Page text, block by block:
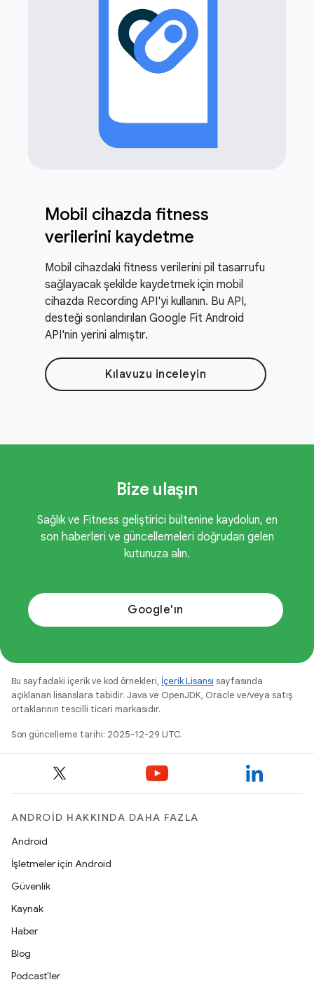
Mobil cihazda fitness
verilerini kaydetme
Mobil cihazdaki fitness verilerini pil tasarrufu
sağlayacak şekilde kaydetmek için mobil
cihazda Recording API'yi kullanın. Bu API,
desteği sonlandırılan Google Fit Android
API'nin yerini almıştır.
Kılavuzu inceleyin
Bize ulaşın
Sağlık ve Fitness geliştirici bültenine kaydolun, en
son haberleri ve güncellemeleri doğrudan gelen
kutunuza alın.
Google'ın
Bu sayfadaki içerik ve kod örnekleri, İçerik Lisansı sayfasında
açıklanan lisanslara tabidir. Java ve OpenJDK, Oracle ve/veya satış
ortaklarının tescilli ticari markasıdır.
Son güncelleme tarihi: 2025-12-29 UTC.
ANDROID HAKKINDA DAHA FAZLA
Android
İşletmeler için Android
Güvenlik
Kaynak
Haber
Blog
Podcast'ler